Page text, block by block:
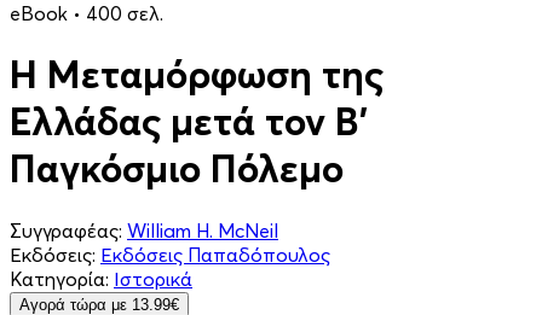
eBook • 400 σελ.
Η Μεταμόρφωση της
Ελλάδας μετά τον Β'
Παγκόσμιο Πόλεμο
Συγγραφέας: William H. McNeil
Εκδόσεις: Εκδόσεις Παπαδόπουλος
Κατηγορία: Ιστορικά
Aγορά τώρα με 13.99€